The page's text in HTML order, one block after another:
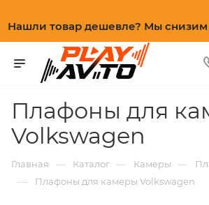
Нашли товар дешевле? Мы снизим
Плафоны для
Volkswagen
Главная — Каталог — Камеры —
— Плафоны для камеры Volkswagen